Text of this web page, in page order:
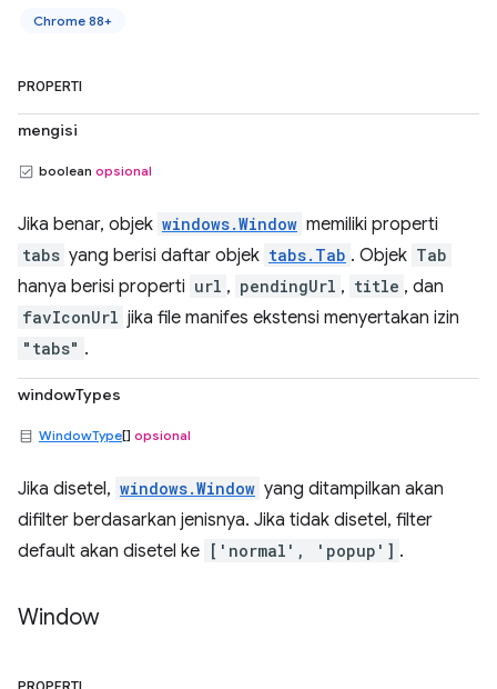
Chrome 88+
PROPERTI
mengisi
boolean opsional
Jika benar, objek windows.Window memiliki properti
tabs yang berisi daftar objek tabs.Tab . Objek Tab
hanya berisi properti url , pendingUrl , title , dan
favIconUrl jika file manifes ekstensi menyertakan izin
"tabs" .
windowTypes
WindowType[] opsional
Jika disetel, windows.Window yang ditampilkan akan
difilter berdasarkan jenisnya. Jika tidak disetel, filter
default akan disetel ke ['normal', 'popup'] .
Window